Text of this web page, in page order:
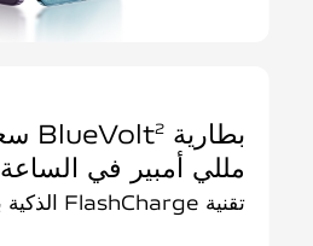
بطارية BlueVolt 2
مللي أمبير في الساعة
تقنية FlashCharge الذكية بقدرة 44 وات